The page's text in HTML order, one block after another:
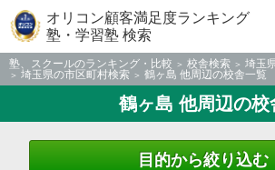
オリコン顧客満足度ランキング
塾・学習塾 検索
塾、スクールのランキング・比較 校舎検索
埼玉
埼玉県の市区町村検索
鶴ヶ島 他周辺の校舎一覧
鶴ヶ島 他周辺の校
目的から絞り込む